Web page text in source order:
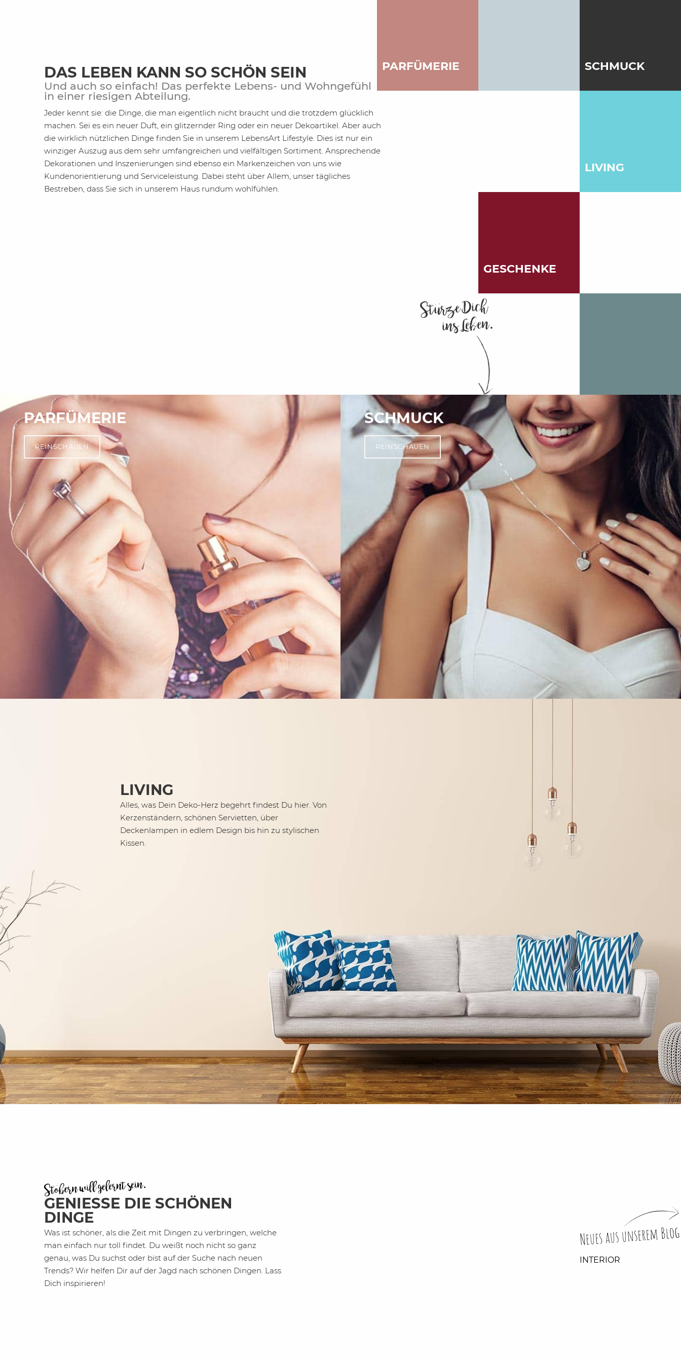
DAS LEBEN KANN SO SCHÖN SEIN
Und auch so einfach! Das perfekte Lebens- und Wohngefühl
in einer riesigen Abteilung.
Jeder kennt sie: die Dinge, die man eigentlich nicht braucht und die trotzdem glücklich
machen. Sei es ein neuer Duft, ein glitzernder Ring oder ein neuer Dekoartikel. Aber auch
die wirklich nützlichen Dinge finden Sie in unserem LebensArt Lifestyle. Dies ist nur ein
winziger Auszug aus dem sehr umfangreichen und vielfältigen Sortiment. Ansprechende
Dekorationen und Inszenierungen sind ebenso ein Markenzeichen von uns wie
Kundenorientierung und Serviceleistung. Dabei steht über Allem, unser tägliches
Bestreben, dass Sie sich in unserem Haus rundum wohlfühlen.
PARFÜMERIE SCHMUCK
LIVING
GESCHENKE
PARFÜMERIE
REINSCHAUEN
SCHMUCK
REINSCHAUEN
LIVING
Alles, was Dein Deko-Herz begehrt findest Du hier. Von
Kerzenständern, schönen Servietten, über
Deckenlampen in edlem Design bis hin zu stylischen
Kissen.
GENIESSE DIE SCHÖNEN D
INGE
Was ist schöner, als die Zeit mit Dingen zu verbringen, welche
man einfach nur toll findet. Du weißt noch nicht so ganz
genau, was Du suchst oder bist auf der Suche nach neuen
Trends? Wir helfen Dir auf der Jagd nach schönen Dingen. Lass
Dich inspirieren!
INTERIOR